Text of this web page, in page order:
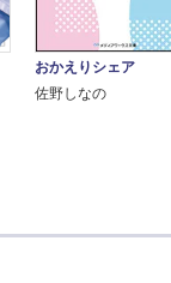
おかえりシェア
佐野しなの